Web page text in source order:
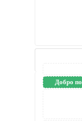
Добро